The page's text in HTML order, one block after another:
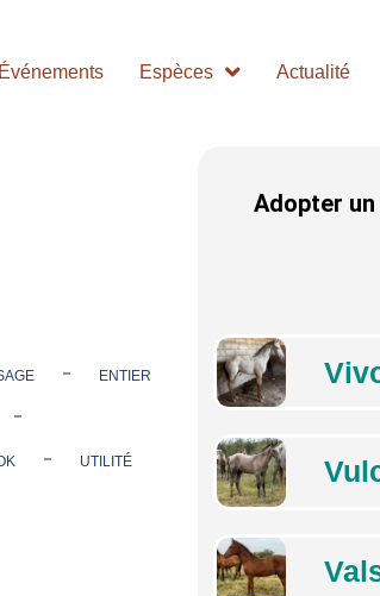
Événements Espèces Actualité
- ENTIER
-
- UTILITÉ
Adopter